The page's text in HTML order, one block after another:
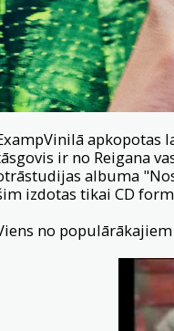
apkopotas
ir no Reigana
albuma
izdotas tikai CD
no